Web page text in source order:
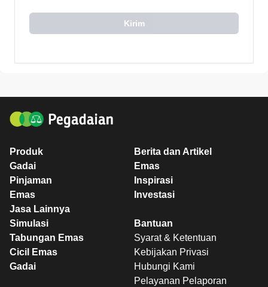
Kirim
Produk
Gadai
Pinjaman
Emas
Jasa Lainnya
Berita dan Artikel
Emas
Inspirasi
Investasi
Simulasi
Tabungan Emas
Cicil Emas
Gadai
Bantuan
Syarat & Ketentuan
Kebijakan Privasi
Hubungi Kami
Pelayanan Pelaporan